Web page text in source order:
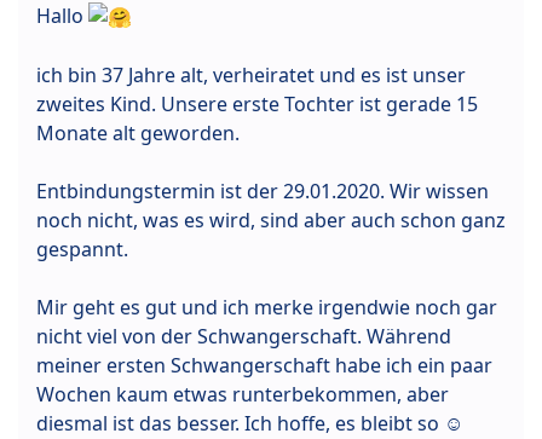
Hallo
ich bin 37 Jahre alt, verheiratet und es ist unser
zweites Kind. Unsere erste Tochter ist gerade 15
Monate alt geworden.
Entbindungstermin ist der 29.01.2020. Wir wissen
noch nicht, was es wird, sind aber auch schon ganz
gespannt.
Mir geht es gut und ich merke irgendwie noch gar
nicht viel von der Schwangerschaft. Während
meiner ersten Schwangerschaft habe ich ein paar
Wochen kaum etwas runterbekommen, aber
diesmal ist das besser. Ich hoffe, es bleibt so ☺